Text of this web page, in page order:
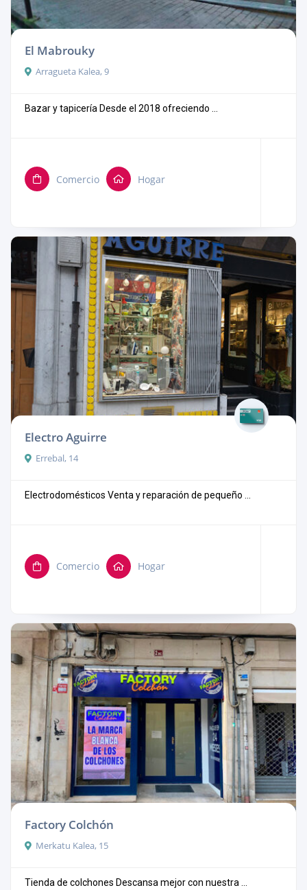
El Mabrouky
Arragueta Kalea, 9
Bazar y tapicería Desde el 2018 ofreciendo ...
Comercio Hogar
Electro Aguirre
Errebal, 14
Electrodomésticos Venta y reparación de pequeño ...
Comercio Hogar
Factory Colchón
Merkatu Kalea, 15
Tienda de colchones Descansa mejor con nuestra ...